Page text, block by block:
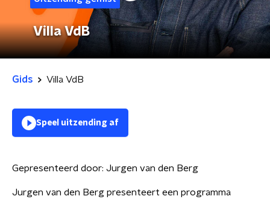
Villa VdB
Gids Villa VdB
Speel uitzending af
Gepresenteerd door: Jurgen van den Berg
Jurgen van den Berg presenteert een programma